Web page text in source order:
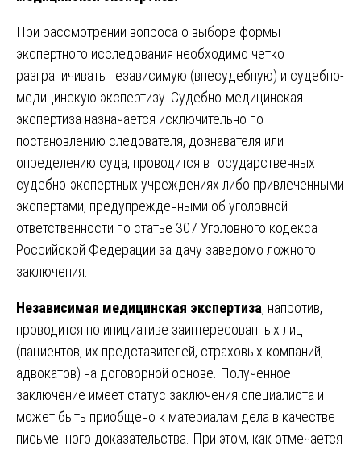
При рассмотрении вопроса о выборе формы
экспертного исследования необходимо четко
разграничивать независимую (внесудебную) и судебно-
медицинскую экспертизу. Судебно-медицинская
экспертиза назначается исключительно по
постановлению следователя, дознавателя или
определению суда, проводится в государственных
судебно-экспертных учреждениях либо привлеченными
экспертами, предупрежденными об уголовной
ответственности по статье 307 Уголовного кодекса
Российской Федерации за дачу заведомо ложного
заключения.
Независимая медицинская экспертиза, напротив,
проводится по инициативе заинтересованных лиц
(пациентов, их представителей, страховых компаний,
адвокатов) на договорной основе. Полученное
заключение имеет статус заключения специалиста и
может быть приобщено к материалам дела в качестве
письменного доказательства. При этом, как отмечается